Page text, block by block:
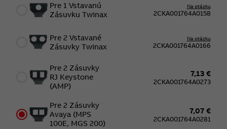
Pre 1 Vstavanú
Zásuvku Twinax
Na otázku
2CKA001764A0158
Pre 2 Vstavané
Zásuvky Twinax
Na otázku
2CKA001764A0166
Pre 2 Zásuvky
RJ Keystone
(AMP)
7,13 €
2CKA001764A0273
Pre 2 Zásuvky
Avaya (MPS
100E, MGS 200)
7,07 €
2CKA001764A0281